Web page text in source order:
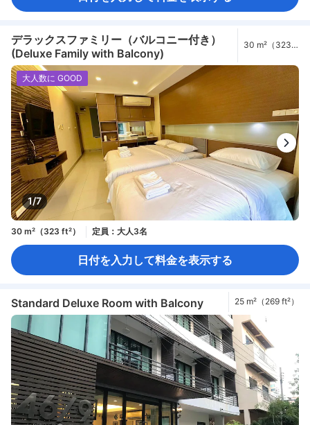
デラックスファミリー（バルコニー付き）
(Deluxe Family with Balcony)
30 m²（323
1/7
大人数に GOOD
30 m²（323 ft²） 定員：大人3名
日付を入力して料金を表示する
Standard Deluxe Room with Balcony 25 m²（269 ft²）